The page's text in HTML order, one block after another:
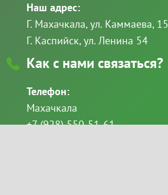
Наш адрес:
Г. Махачкала, ул. Каммаева, 15
Г. Каспийск, ул. Ленина 54
Как с нами связаться?
Телефон:
Махачкала
+7 (928) 550-51-61